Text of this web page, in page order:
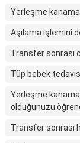
Yerleşme
Aşılama işlemini
Transfer sonrası
Tüp bebek
Yerleşme
olduğunuzu
Transfer sonrası